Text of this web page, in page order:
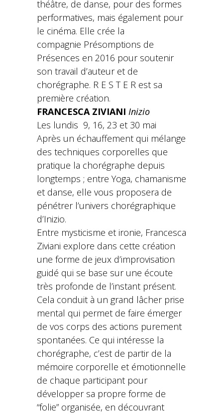
théâtre, de danse, pour des formes
performatives, mais également pour
le cinéma. Elle crée la
compagnie Présomptions de
Présences en 2016 pour soutenir
son travail d’auteur et de
chorégraphe. R E S T E R est sa
première création.
FRANCESCA ZIVIANI Inizio
Les lundis 9, 16, 23 et 30 mai
Après un échauffement qui mélange
des techniques corporelles que
pratique la chorégraphe depuis
longtemps ; entre Yoga, chamanisme
et danse, elle vous proposera de
pénétrer l’univers chorégraphique
d’Inizio.
Entre mysticisme et ironie, Francesca
Ziviani explore dans cette création
une forme de jeux d’improvisation
guidé qui se base sur une écoute
très profonde de l’instant présent.
Cela conduit à un grand lâcher prise
mental qui permet de faire émerger
de vos corps des actions purement
spontanées. Ce qui intéresse la
chorégraphe, c’est de partir de la
mémoire corporelle et émotionnelle
de chaque participant pour
développer sa propre forme de
“folie” organisée, en découvrant